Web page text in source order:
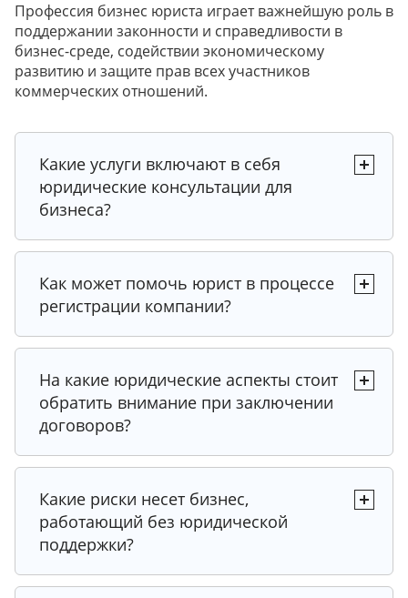
Профессия бизнес юриста играет важнейшую роль в
поддержании законности и справедливости в
бизнес-среде, содействии экономическому
развитию и защите прав всех участников
коммерческих отношений.
Какие услуги включают в себя
юридические консультации для
бизнеса?
Как может помочь юрист в процессе
регистрации компании?
На какие юридические аспекты стоит
обратить внимание при заключении
договоров?
Какие риски несет бизнес,
работающий без юридической
поддержки?